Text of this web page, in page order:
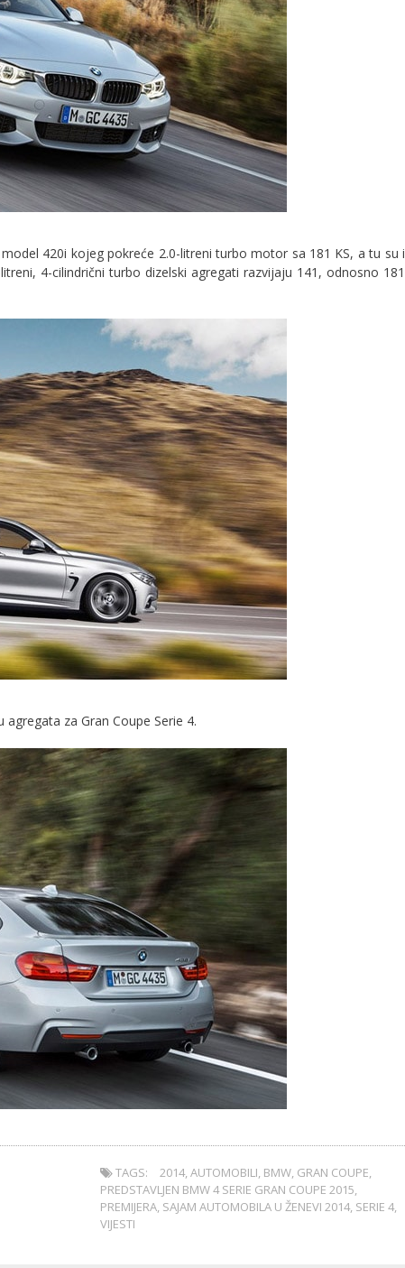
420i kojeg pokreće 2.0-litreni turbo motor sa 181 KS, a tu su i
4-cilindrični turbo dizelski agregati razvijaju 141, odnosno 181
za Gran Coupe Serie 4.
TAGS: 2014,AUTOMOBILI, BMW, GRAN COUPE,
PREDSTAVLJEN BMW 4 SERIE GRAN COUPE 2015,
PREMIJERA, SAJAM AUTOMOBILA U ŽENEVI 2014, SERIE 4,
VIJESTI